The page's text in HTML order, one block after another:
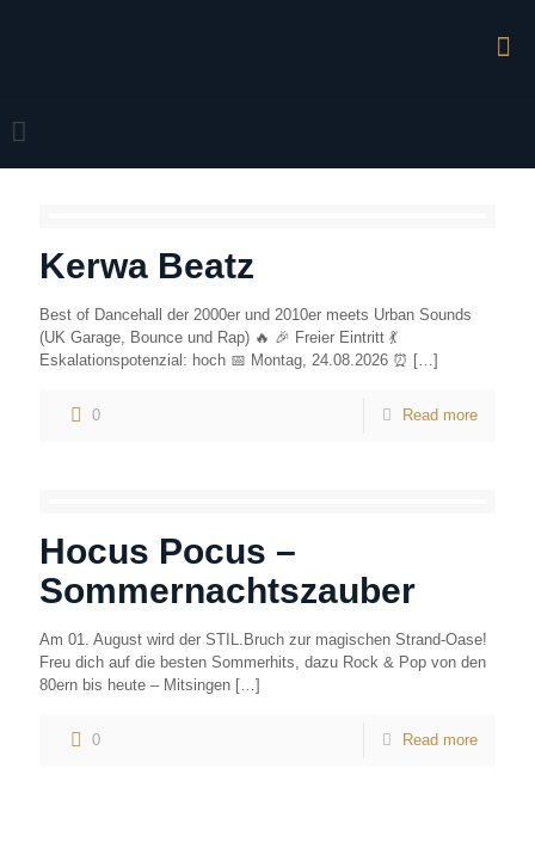
Kerwa Beatz
Best of Dancehall der 2000er und 2010er meets Urban Sounds
(UK Garage, Bounce und Rap) 🔥 🎉 Freier Eintritt 💃
Eskalationspotenzial: hoch 📅 Montag, 24.08.2026 ⏰ […]
0 Read more
Hocus Pocus –
Sommernachtszauber
Am 01. August wird der STIL.Bruch zur magischen Strand-Oase!
Freu dich auf die besten Sommerhits, dazu Rock & Pop von den
80ern bis heute – Mitsingen […]
0 Read more